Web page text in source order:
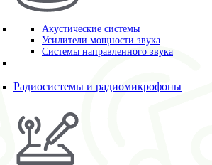
Акустические системы
Усилители мощности звука
Системы направленного звука
Радиосистемы и радиомикрофоны